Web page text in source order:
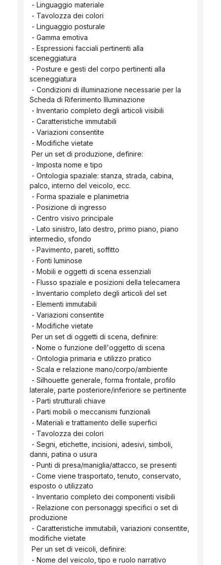
- Linguaggio materiale
- Tavolozza dei colori
- Linguaggio posturale
- Gamma emotiva
sceneggiatura
sceneggiatura
Scheda di Riferimento Illuminazione
- Inventario completo degli articoli visibili
- Caratteristiche immutabili
- Variazioni consentite
- Modifiche vietate
Per un set di produzione, definire:
- Imposta nome e tipo
palco, interno del veicolo, ecc.
- Forma spaziale e planimetria
- Posizione di ingresso
- Centro visivo principale
intermedio, sfondo
- Pavimento, pareti, soffitto
- Fonti luminose
- Mobili e oggetti di scena essenziali
- Flusso spaziale e posizioni della telecamera
- Inventario completo degli articoli del set
- Elementi immutabili
- Variazioni consentite
- Modifiche vietate
Per un set di oggetti di scena, definire:
- Nome o funzione dell'oggetto di scena
- Ontologia primaria e utilizzo pratico
- Scala e relazione mano/corpo/ambiente
laterale, parte posteriore/inferiore se pertinente
- Parti strutturali chiave
- Parti mobili o meccanismi funzionali
- Materiali e trattamento delle superfici
- Tavolozza dei colori
danni, patina o usura
- Punti di presa/maniglia/attacco, se presenti
esposto o utilizzato
- Inventario completo dei componenti visibili
produzione
modifiche vietate
Per un set di veicoli, definire:
- Nome del veicolo, tipo e ruolo narrativo